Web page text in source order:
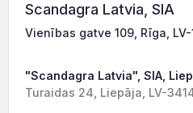
Scandagra Latvia, SIA
Vienības gatve 109, Rīga, LV-
"Scandagra Latvia", SIA,
Turaidas 24, Liepāja, LV-